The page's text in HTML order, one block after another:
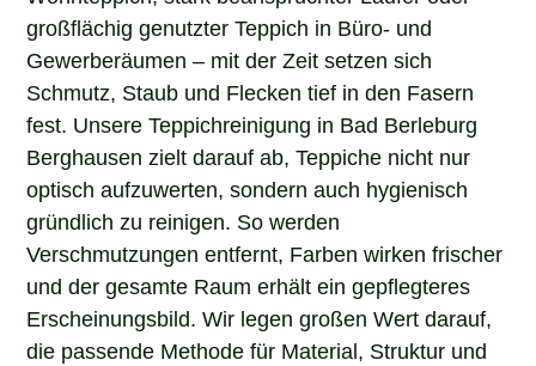
großflächig genutzter Teppich in Büro- und
Gewerberäumen – mit der Zeit setzen sich
Schmutz, Staub und Flecken tief in den Fasern
fest. Unsere Teppichreinigung in Bad Berleburg
Berghausen zielt darauf ab, Teppiche nicht nur
optisch aufzuwerten, sondern auch hygienisch
gründlich zu reinigen. So werden
Verschmutzungen entfernt, Farben wirken frischer
und der gesamte Raum erhält ein gepflegteres
Erscheinungsbild. Wir legen großen Wert darauf,
die passende Methode für Material, Struktur und